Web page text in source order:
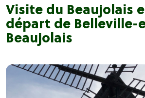
Visite du Beaujolais
départ de Belleville-
Beaujolais